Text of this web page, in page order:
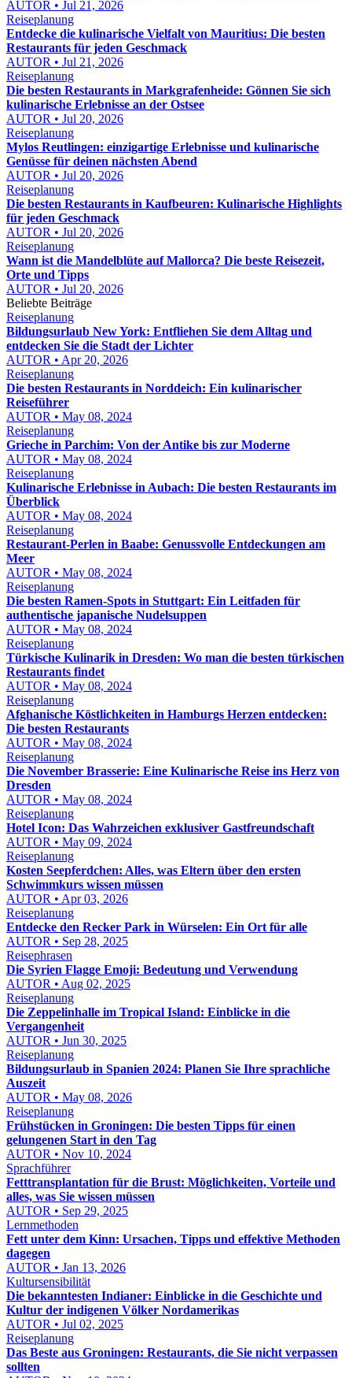
AUTOR • Jul 21, 2026
Reiseplanung
Entdecke die kulinarische Vielfalt von Mauritius: Die besten
Restaurants für jeden Geschmack
AUTOR • Jul 21, 2026
Reiseplanung
Die besten Restaurants in Markgrafenheide: Gönnen Sie sich
kulinarische Erlebnisse an der Ostsee
AUTOR • Jul 20, 2026
Reiseplanung
Mylos Reutlingen: einzigartige Erlebnisse und kulinarische
Genüsse für deinen nächsten Abend
AUTOR • Jul 20, 2026
Reiseplanung
Die besten Restaurants in Kaufbeuren: Kulinarische Highlights
für jeden Geschmack
AUTOR • Jul 20, 2026
Reiseplanung
Wann ist die Mandelblüte auf Mallorca? Die beste Reisezeit,
Orte und Tipps
AUTOR • Jul 20, 2026
Beliebte Beiträge
Reiseplanung
Bildungsurlaub New York: Entfliehen Sie dem Alltag und
entdecken Sie die Stadt der Lichter
AUTOR • Apr 20, 2026
Reiseplanung
Die besten Restaurants in Norddeich: Ein kulinarischer
Reiseführer
AUTOR • May 08, 2024
Reiseplanung
Grieche in Parchim: Von der Antike bis zur Moderne
AUTOR • May 08, 2024
Reiseplanung
Kulinarische Erlebnisse in Aubach: Die besten Restaurants im
Überblick
AUTOR • May 08, 2024
Reiseplanung
Restaurant-Perlen in Baabe: Genussvolle Entdeckungen am
Meer
AUTOR • May 08, 2024
Reiseplanung
Die besten Ramen-Spots in Stuttgart: Ein Leitfaden für
authentische japanische Nudelsuppen
AUTOR • May 08, 2024
Reiseplanung
Türkische Kulinarik in Dresden: Wo man die besten türkischen
Restaurants findet
AUTOR • May 08, 2024
Reiseplanung
Afghanische Köstlichkeiten in Hamburgs Herzen entdecken:
Die besten Restaurants
AUTOR • May 08, 2024
Reiseplanung
Die November Brasserie: Eine Kulinarische Reise ins Herz von
Dresden
AUTOR • May 08, 2024
Reiseplanung
Hotel Icon: Das Wahrzeichen exklusiver Gastfreundschaft
AUTOR • May 09, 2024
Reiseplanung
Kosten Seepferdchen: Alles, was Eltern über den ersten
Schwimmkurs wissen müssen
AUTOR • Apr 03, 2026
Reiseplanung
Entdecke den Recker Park in Würselen: Ein Ort für alle
AUTOR • Sep 28, 2025
Reisephrasen
Die Syrien Flagge Emoji: Bedeutung und Verwendung
AUTOR • Aug 02, 2025
Reiseplanung
Die Zeppelinhalle im Tropical Island: Einblicke in die
Vergangenheit
AUTOR • Jun 30, 2025
Reiseplanung
Bildungsurlaub in Spanien 2024: Planen Sie Ihre sprachliche
Auszeit
AUTOR • May 08, 2026
Reiseplanung
Frühstücken in Groningen: Die besten Tipps für einen
gelungenen Start in den Tag
AUTOR • Nov 10, 2024
Sprachführer
Fetttransplantation für die Brust: Möglichkeiten, Vorteile und
alles, was Sie wissen müssen
AUTOR • Sep 29, 2025
Lernmethoden
Fett unter dem Kinn: Ursachen, Tipps und effektive Methoden
dagegen
AUTOR • Jan 13, 2026
Kultursensibilität
Die bekanntesten Indianer: Einblicke in die Geschichte und
Kultur der indigenen Völker Nordamerikas
AUTOR • Jul 02, 2025
Reiseplanung
Das Beste aus Groningen: Restaurants, die Sie nicht verpassen
sollten